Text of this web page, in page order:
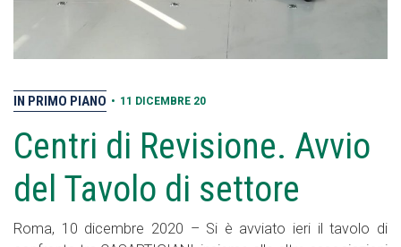
IN PRIMO PIANO • 11 DICEMBRE 20
Centri di Revisione. Avvio
del Tavolo di settore
Roma, 10 dicembre 2020 – Si è avviato ieri il tavolo di